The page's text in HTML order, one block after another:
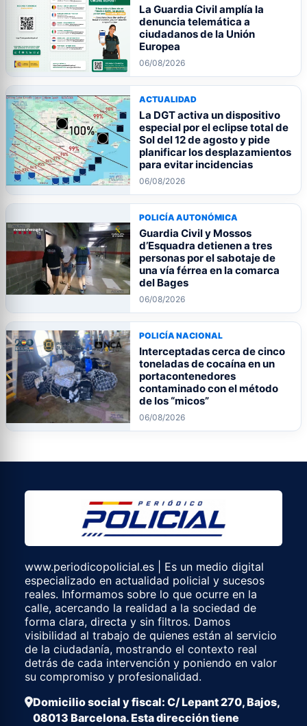
La Guardia Civil amplía la
denuncia telemática a
ciudadanos de la Unión
Europea
06/08/2026
ACTUALIDAD
La DGT activa un dispositivo
especial por el eclipse total de
Sol del 12 de agosto y pide
planificar los desplazamientos
para evitar incidencias
06/08/2026
POLICÍA AUTONÓMICA
Guardia Civil y Mossos
d’Esquadra detienen a tres
personas por el sabotaje de
una vía férrea en la comarca
del Bages
06/08/2026
POLICÍA NACIONAL
Interceptadas cerca de cinco
toneladas de cocaína en un
portacontenedores
contaminado con el método
de los “micos”
06/08/2026
www.periodicopolicial.es | Es un medio digital
especializado en actualidad policial y sucesos
reales. Informamos sobre lo que ocurre en la
calle, acercando la realidad a la sociedad de
forma clara, directa y sin filtros. Damos
visibilidad al trabajo de quienes están al servicio
de la ciudadanía, mostrando el contexto real
detrás de cada intervención y poniendo en valor
su compromiso y profesionalidad.
Domicilio social y fiscal: C/ Lepant 270, Bajos,
08013 Barcelona. Esta dirección tiene